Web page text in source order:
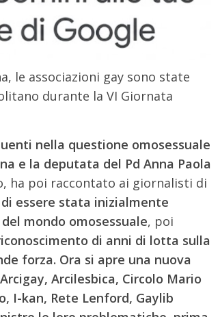
le associazioni gay sono state
durante la VI Giornata
nella questione omosessuale
e la deputata del Pd Anna Paola
ha poi raccontato ai giornalisti di
essere stata inizialmente
mondo omosessuale, poi
di anni di lotta sulla
forza. Ora si apre una nuova
Arcigay, Arcilesbica, Circolo Mario
I-kan, Rete Lenford, Gaylib